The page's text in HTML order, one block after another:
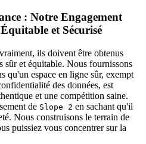
: Notre Engagement
et Sécurisé
ils doivent être obtenus
sûr et équitable. Nous fournissons
qu'un espace en ligne sûr, exempt
des données, est
et une compétition saine.
de Slope 2 en sachant qu'il
Nous construisons le terrain de
puissiez vous concentrer sur la